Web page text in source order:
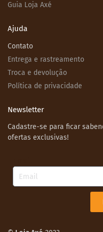
Guia Loja Axé
Ajuda
Contato
Entrega e rastreamento
Troca e devolução
Política de privacidade
Newsletter
Cadastre-se para ficar
ofertas exclusivas!